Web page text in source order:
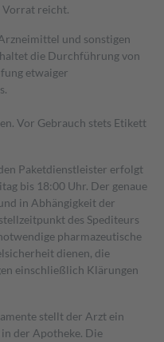
Vorrat reicht.
und sonstigen
die Durchführung von
etwaiger
Vor Gebrauch stets Etikett
Paketdienstleister erfolgt
bis 18:00 Uhr. Der genaue
in Abhängigkeit der
des Spediteurs
pharmazeutische
dienen, die
einschließlich Klärungen
stellt der Arzt ein
der Apotheke. Die